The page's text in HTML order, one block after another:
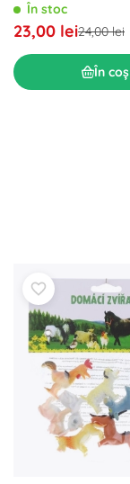
În stoc
23,00 lei24,00 lei
În coș